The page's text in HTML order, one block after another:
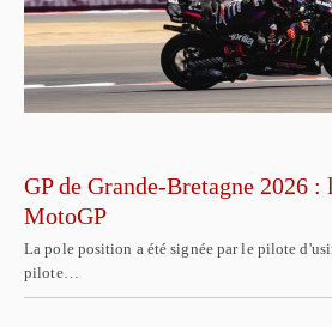
GP de Grande-Bretagne 2026
MotoGP
La pole position a été signée par le pilote
pilote…